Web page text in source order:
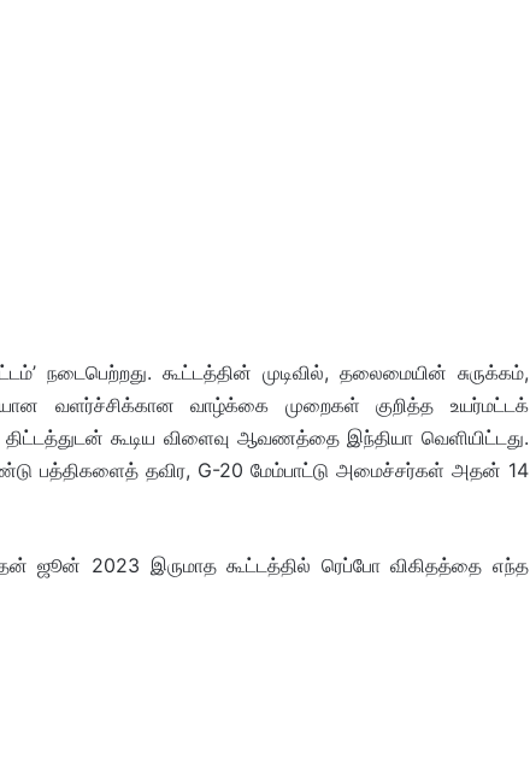
நடைபெற்றது. கூட்டத்தின் முடிவில், தலைமையின் சுருக்கம்,
வளர்ச்சிக்கான வாழ்க்கை முறைகள் குறித்த உயர்மட்டக்
கூடிய விளைவு ஆவணத்தை இந்தியா வெளியிட்டது.
பத்திகளைத் தவிர, G-20 மேம்பாட்டு அமைச்சர்கள் அதன் 14
ஜூன் 2023 இருமாத கூட்டத்தில் ரெப்போ விகிதத்தை எந்த